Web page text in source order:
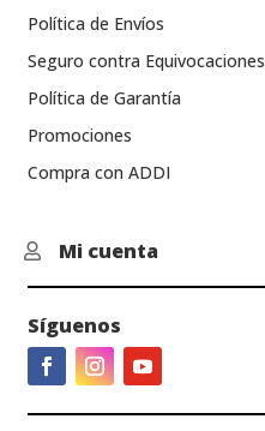
Política de Envíos
Seguro contra Equivocaciones
Política de Garantía
Promociones
Compra con ADDI
 Mi cuenta
Síguenos